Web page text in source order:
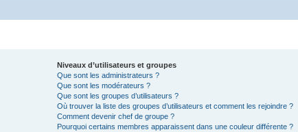
Niveaux d’utilisateurs et groupes
Que sont les administrateurs ?
Que sont les modérateurs ?
Que sont les groupes d’utilisateurs ?
Où trouver la liste des groupes d’utilisateurs et comment les rejoindre ?
Comment devenir chef de groupe ?
Pourquoi certains membres apparaissent dans une couleur différente ?